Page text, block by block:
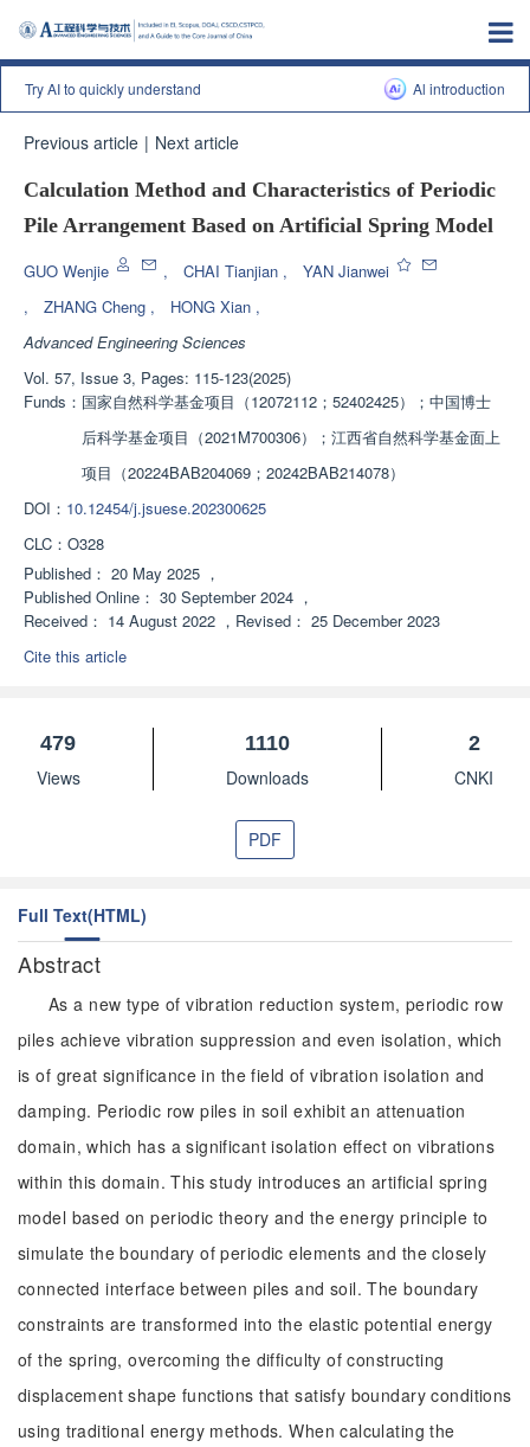
Try AI to quickly understand Al introduction
Previous article | Next article
Calculation Method and Characteristics of Periodic
Pile Arrangement Based on Artificial Spring Model
GUO Wenjie , CHAI Tianjian ,
YAN Jianwei
,
ZHANG Cheng , HONG Xian ,
Advanced Engineering Sciences
Vol. 57, Issue 3, Pages: 115-123(2025)
Funds： 国家自然科学基金项目（12072112；52402425）；中国博士
后科学基金项目（2021M700306）；江西省自然科学基金面上
项目（20224BAB204069；20242BAB214078）
DOI： 10.12454/j.jsuese.202300625
CLC： O328
Published： 20 May 2025 ，
Published Online： 30 September 2024 ，
Received： 14 August 2022 ， Revised： 25 December 2023
Cite this article
479
Views
1110
Downloads
2
CNKI
PDF
Full Text(HTML)
Abstract
As a new type of vibration reduction system, periodic row
piles achieve vibration suppression and even isolation, which
is of great significance in the field of vibration isolation and
damping. Periodic row piles in soil exhibit an attenuation
domain, which has a significant isolation effect on vibrations
within this domain. This study introduces an artificial spring
model based on periodic theory and the energy principle to
simulate the boundary of periodic elements and the closely
connected interface between piles and soil. The boundary
constraints are transformed into the elastic potential energy
of the spring, overcoming the difficulty of constructing
displacement shape functions that satisfy boundary conditions
using traditional energy methods. When calculating the